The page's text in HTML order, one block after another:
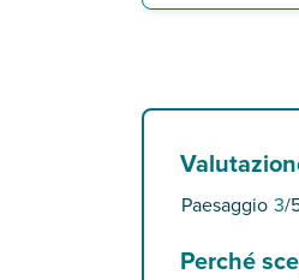
Paesaggio 3/
Perché